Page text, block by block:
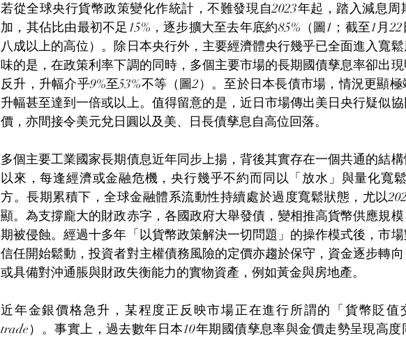
若從全球央行貨幣政策變化作統計，不難發現自2023年起，踏入減息
加，其佔比由最初不足15%，逐步擴大至去年底約85%（圖1；截至1月
八成以上的高位）。除日本央行外，主要經濟體央行幾乎已全面進入寬
味的是，在政策利率下調的同時，多個主要市場的長期國債孳息率卻出
反升，升幅介乎9%至53%不等（圖2）。至於日本長債市場，情況更顯
升幅甚至達到一倍或以上。值得留意的是，近日市場傳出美日央行疑似
價，亦間接令美元兌日圓以及美、日長債孳息自高位回落。
多個主要工業國家長期債息近年同步上揚，背後其實存在一個共通的結
以來，每逢經濟或金融危機，央行幾乎不約而同以「放水」與量化寬
方。長期累積下，全球金融體系流動性持續處於過度寬鬆狀態，尤以
顯。為支撐龐大的財政赤字，各國政府大舉發債，變相推高貨幣供應規
期被侵蝕。經過十多年「以貨幣政策解決一切問題」的操作模式後，市
信任開始鬆動，投資者對主權債務風險的定價亦趨於保守，資金逐步轉向
或具備對沖通脹與財政失衡能力的實物資產，例如黃金與房地產。
近年金銀價格急升，某程度正反映市場正在進行所謂的「貨幣貶值
trade）。事實上，過去數年日本10年期國債孳息率與金價走勢呈現高